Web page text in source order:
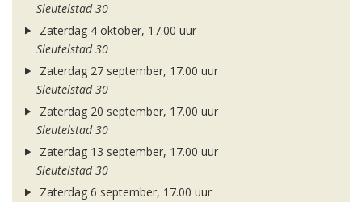
Sleutelstad 30
Zaterdag 4 oktober, 17.00 uur
Sleutelstad 30
Zaterdag 27 september, 17.00 uur
Sleutelstad 30
Zaterdag 20 september, 17.00 uur
Sleutelstad 30
Zaterdag 13 september, 17.00 uur
Sleutelstad 30
Zaterdag 6 september, 17.00 uur